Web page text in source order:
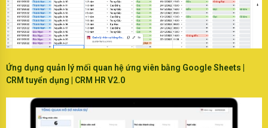
Ứng dụng quản lý mối quan hệ ứng viên bằng Google Sheets |
CRM tuyển dụng | CRM HR V2.0